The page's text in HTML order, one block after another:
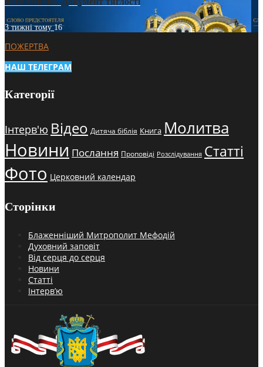
3 тижні тому16
ПОЖЕРТВА
НАШ ТЕЛЕГРАМ
Категорії
Інтерв'ю Відео Дитяча біблія Книга Молитва
Новини Послання Проповіді Розслідування Статті
Фото Церковний календар
Сторінки
Блаженніший Митрополит Мефодій
Духовний заповіт
Від серця до серця
Новини
Статті
Інтерв’ю